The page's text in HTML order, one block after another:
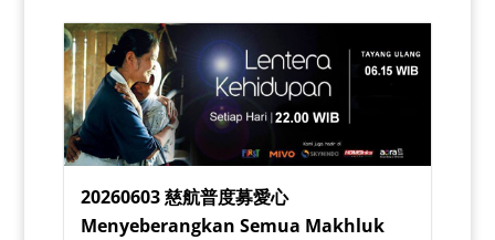
20260603 慈航普度募愛心
Menyeberangkan Semua Makhluk